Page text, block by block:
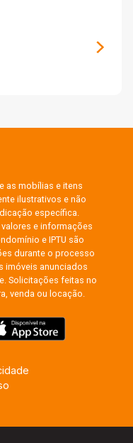
as mobílias e itens
ilustrativos e não
específica.
e informações
e IPTU são
durante o processo
imóveis anunciados
Solicitações feitas no
venda ou locação.